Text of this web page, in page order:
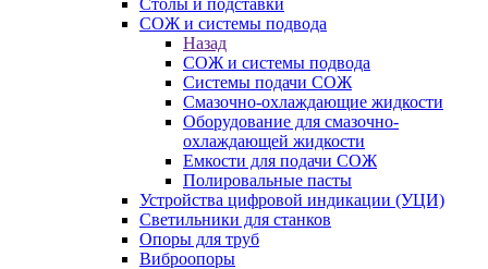
Столы и подставки
СОЖ и системы подвода
Назад
СОЖ и системы подвода
Системы подачи СОЖ
Смазочно-охлаждающие жидкости
Оборудование для смазочно-
охлаждающей жидкости
Емкости для подачи СОЖ
Полировальные пасты
Устройства цифровой индикации (УЦИ)
Светильники для станков
Опоры для труб
Виброопоры